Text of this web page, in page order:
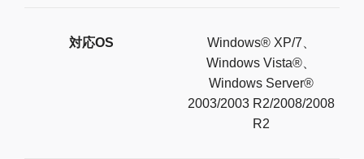
対応OS
Windows® XP/7、
Windows Vista®、
Windows Server®
2003/2003 R2/2008/2008
R2